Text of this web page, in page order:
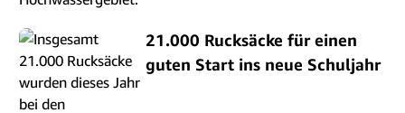
21.000 Rucksäcke für einen
guten Start ins neue Schuljahr